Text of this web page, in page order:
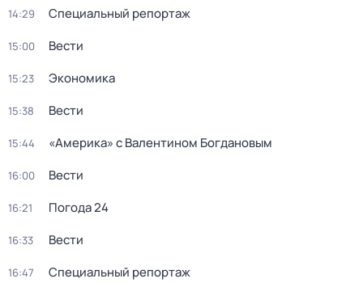
14:29 Специальный репортаж
15:00 Вести
15:23 Экономика
15:38 Вести
15:44 «Америка» с Валентином Богдановым
16:00 Вести
16:21 Погода 24
16:33 Вести
16:47 Специальный репортаж